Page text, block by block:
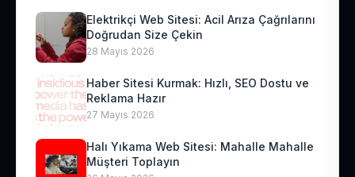
Elektrikçi Web Sitesi: Acil Arıza Çağrılarını
Doğrudan Size Çekin
28 Mayıs 2026
Haber Sitesi Kurmak: Hızlı, SEO Dostu ve
Reklama Hazır
27 Mayıs 2026
Halı Yıkama Web Sitesi: Mahalle Mahalle
Müşteri Toplayın